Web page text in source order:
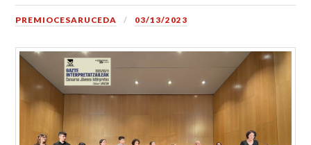
PREMIOCESARUCEDA 03/13/2023